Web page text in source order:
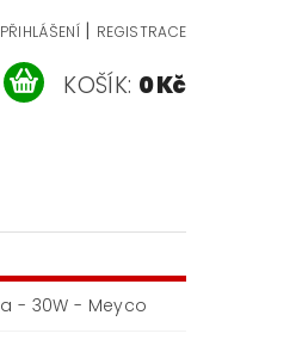
PŘIHLÁŠENÍ | REGISTRACE
KOŠÍK: 0 Kč
- 30W - Meyco